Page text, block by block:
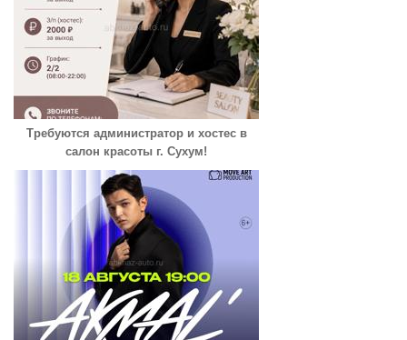
Требуются администратор и хостес в
салон красоты г. Сухум!